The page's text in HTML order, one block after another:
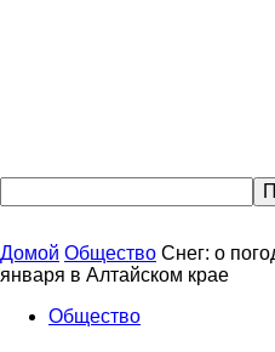
Домой Общество Снег: о
января в Алтайском крае
Общество